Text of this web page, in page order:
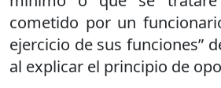
cometido por un
ejercicio de sus funciones”
al explicar el principio de